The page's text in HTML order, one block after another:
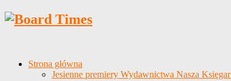
Strona główna
Jesienne premiery Wydawnictwa Nasza